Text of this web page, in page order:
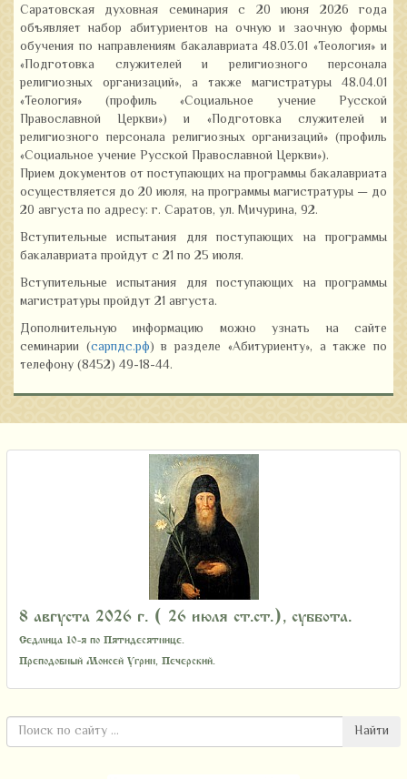
Саратовская духовная семинария с 20 июня 2026 года
объявляет набор абитуриентов на очную и заочную формы
обучения по направлениям бакалавриата 48.03.01 «Теология» и
«Подготовка служителей и религиозного персонала
религиозных организаций», а также магистратуры 48.04.01
«Теология» (профиль «Социальное учение Русской
Православной Церкви») и «Подготовка служителей и
религиозного персонала религиозных организаций» (профиль
«Социальное учение Русской Православной Церкви»).
Прием документов от поступающих на программы бакалавриата
осуществляется до 20 июля, на программы магистратуры — до
20 августа по адресу: г. Саратов, ул. Мичурина, 92.
Вступительные испытания для поступающих на программы
бакалавриата пройдут с 21 по 25 июля.
Вступительные испытания для поступающих на программы
магистратуры пройдут 21 августа.
Дополнительную информацию можно узнать на сайте
семинарии (сарпдс.рф) в разделе «Абитуриенту», а также по
телефону (8452) 49-18-44.
8 августа 2026 г. ( 26 июля ст.ст.), суббота.
Седмица 10-я по Пятидесятнице.
Преподобный Моисей Угрин, Печерский.
Найти